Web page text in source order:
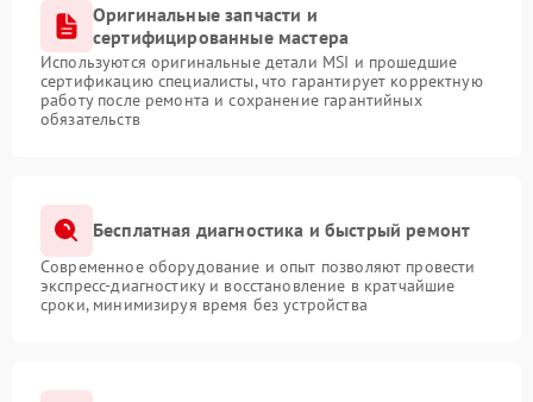
Оригинальные запчасти и
сертифицированные мастера
Используются оригинальные детали MSI и прошедшие
сертификацию специалисты, что гарантирует корректную
работу после ремонта и сохранение гарантийных
обязательств
Бесплатная диагностика и быстрый ремонт
Современное оборудование и опыт позволяют провести
экспресс-диагностику и восстановление в кратчайшие
сроки, минимизируя время без устройства